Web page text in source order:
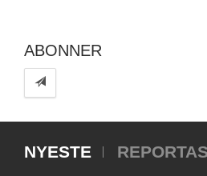
ABONNER
NYESTE